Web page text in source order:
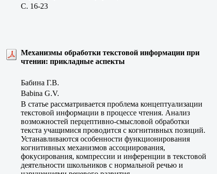
C. 16-23
Механизмы обработки текстовой информации при
чтении: прикладные аспекты
Бабина Г.В.
Babina G.V.
В статье рассматривается проблема концептуализации
текстовой информации в процессе чтения. Анализ
возможностей перцептивно-смысловой обработки
текста учащимися проводится с когнитивных позиций.
Устанавливаются особенности функционирования
когнитивных механизмов ассоциирования,
фокусирования, компрессии и инференции в текстовой
деятельности школьников с нормальной речью и